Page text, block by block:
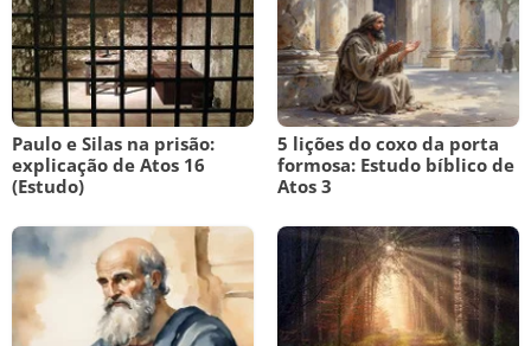
Paulo e Silas na prisão:
explicação de Atos 16
(Estudo)
5 lições do coxo da porta
formosa: Estudo bíblico de
Atos 3